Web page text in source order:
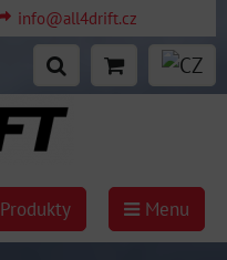
info@all4drift.cz
Produkty Menu